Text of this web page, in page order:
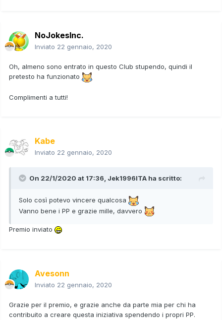
NoJokesInc.
Inviato 22 gennaio, 2020
Oh, almeno sono entrato in questo Club stupendo, quindi il
pretesto ha funzionato
Complimenti a tutti!
Kabe
Inviato 22 gennaio, 2020
On 22/1/2020 at 17:36, Jek1996ITA ha scritto:
Solo così potevo vincere qualcosa
Vanno bene i PP e grazie mille, davvero
Premio inviato
Avesonn
Inviato 22 gennaio, 2020
Grazie per il premio, e grazie anche da parte mia per chi ha
contribuito a creare questa iniziativa spendendo i propri PP.